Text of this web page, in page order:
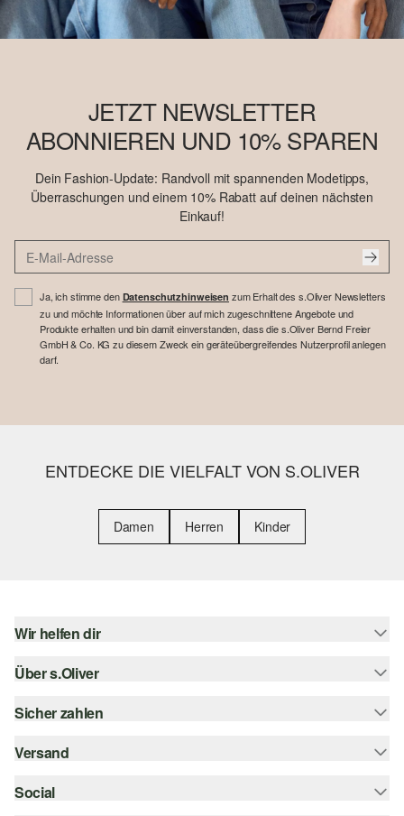
JETZT NEWSLETTER
ABONNIEREN UND 10% SPAREN
Dein Fashion-Update: Randvoll mit spannenden Modetipps,
Überraschungen und einem 10% Rabatt auf deinen nächsten
Einkauf!
Ja, ich stimme den Datenschutzhinweisen zum Erhalt des s.Oliver Newsletters
zu und möchte Informationen über auf mich zugeschnittene Angebote und
Produkte erhalten und bin damit einverstanden, dass die s.Oliver Bernd Freier
GmbH & Co. KG zu diesem Zweck ein geräteübergreifendes Nutzerprofil anlegen
darf.
ENTDECKE DIE VIELFALT VON S.OLIVER
Damen Herren Kinder
Wir helfen dir
Hilfe & FAQ
Über s.Oliver
Newsletter
Sicher zahlen
Rechnung
Versand
Sendungsverfolgung
Social